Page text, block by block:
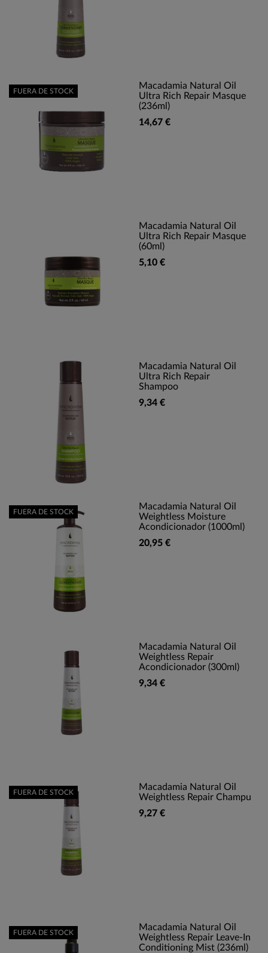
Macadamia Natural Oil
Ultra Rich Repair Masque
(236ml)
14,67 €
FUERA DE STOCK
Macadamia Natural Oil
Ultra Rich Repair Masque
(60ml)
5,10 €
Macadamia Natural Oil
Ultra Rich Repair
Shampoo
9,34 €
Macadamia Natural Oil
Weightless Moisture
Acondicionador (1000ml)
20,95 €
FUERA DE STOCK
Macadamia Natural Oil
Weightless Repair
Acondicionador (300ml)
9,34 €
Macadamia Natural Oil
Weightless Repair Champu
9,27 €
FUERA DE STOCK
Macadamia Natural Oil
Weightless Repair Leave-In
Conditioning Mist (236ml)
FUERA DE STOCK